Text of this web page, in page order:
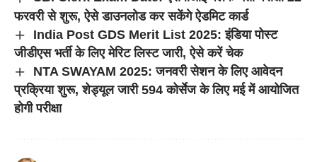
फरवरी से शुरू, ऐसे डाउनलोड कर सकेंगे ऐडमिट कार्ड
India Post GDS Merit List 2025: इंडिया पोस्ट
जीडीएस भर्ती के लिए मेरिट लिस्ट जारी, ऐसे करें चेक
NTA SWAYAM 2025: जनवरी सेशन के लिए आवेदन
प्रक्रिया शुरू, शेड्यूल जारी 594 कोर्सेज के लिए मई में आयोजित
होगी परीक्षा